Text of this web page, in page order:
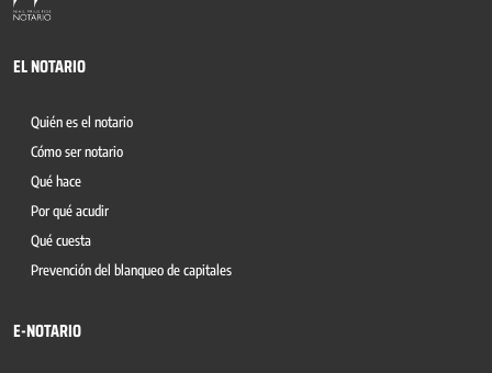
EL NOTARIO
Quién es el notario
Cómo ser notario
Qué hace
Por qué acudir
Qué cuesta
Prevención del blanqueo de capitales
E-NOTARIO